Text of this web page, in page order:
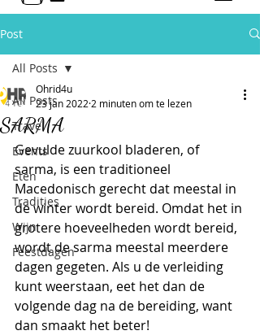
Post
All Posts
Travel
Events
Eten
Tradities
Wijn
Feestdagen
All Posts
SARMA
Ohrid4u
23 jan 2022 2 minuten om te lezen
Gevulde zuurkool bladeren, of
sarma, is een traditioneel
Macedonisch gerecht dat meestal in
de winter wordt bereid. Omdat het in
grotere hoeveelheden wordt bereid,
wordt de sarma meestal meerdere
dagen gegeten. Als u de verleiding
kunt weerstaan, eet het dan de
volgende dag na de bereiding, want
dan smaakt het beter!